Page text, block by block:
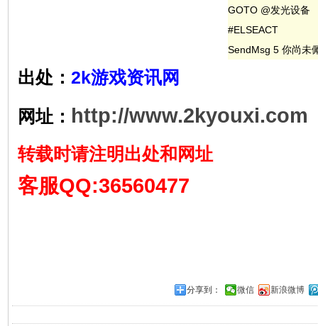
GOTO @发光设备
#ELSEACT
SendMsg 5 你尚未
出处： 2k游戏资讯网
网址： http://www.2kyouxi.com
转载时请注明出处和网址
客服QQ:36560477
分享到： 微信 新浪微博